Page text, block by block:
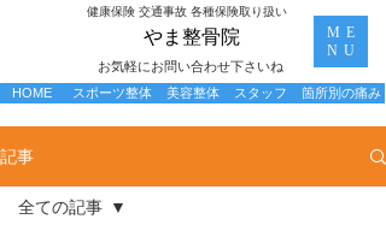
お気軽にお問い合わせ下さいね
​やま整骨院
​健康保険 交通事故 各種保険取り扱い
ME
NU
スポーツ整体 美容整体 箇所別の痛み
HOME スタッフ
記事
全ての記事